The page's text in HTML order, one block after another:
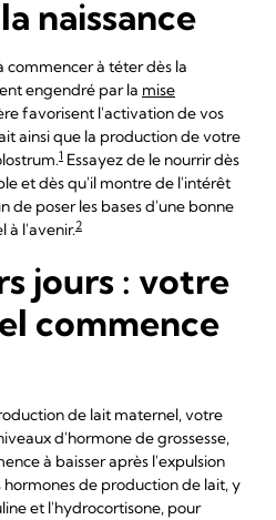
naissance
à téter dès la
engendré par la mise
favorisent l'activation de vos
ainsi que la production de votre
1 Essayez de le nourrir dès
et dès qu'il montre de l'intérêt
de poser les bases d'une bonne
à l'avenir.2
jours : votre
commence
de lait maternel, votre
d'hormone de grossesse,
à baisser après l'expulsion
de production de lait, y
et l'hydrocortisone, pour